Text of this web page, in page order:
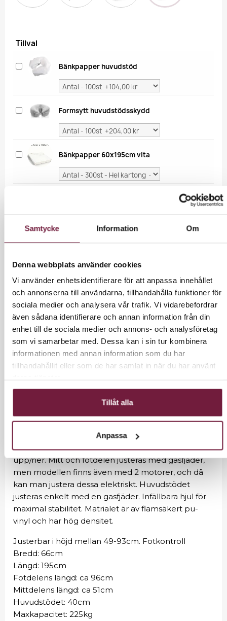
Samtycke Information Om
Denna webbplats använder cookies
Vi använder enhetsidentifierare för att anpassa innehållet
och annonserna till användarna, tillhandahålla funktioner för
sociala medier och analysera vår trafik. Vi vidarebefordrar
även sådana identifierare och annan information från din
enhet till de sociala medier och annons- och analysföretag
som vi samarbetar med. Dessa kan i sin tur kombinera
informationen med annan information som du har
tillhandahållit eller som de har samlat in när du har använt
Tillåt alla
Anpassa
Tillval
Bänkpapper huvudstöd
Formsytt huvudstödsskydd
Bänkpapper 60x195cm vita
LÄGG I VARUKORG
och sjukgymnastik men passar även utmärkt till
andra behandlingsformer. Bänken är 3-delad och
har 1 motor som standard för att justera höjden
upp/ner. Mitt och fotdelen justeras med gasfjäder,
men modellen finns även med 2 motorer, och då
kan man justera dessa elektriskt. Huvudstödet
justeras enkelt med en gasfjäder. Infällbara hjul för
maximal stabilitet. Matrialet är av flamsäkert pu-
vinyl och har hög densitet.
Justerbar i höjd mellan 49-93cm. Fotkontroll
Bredd: 66cm
Längd: 195cm
Fotdelens längd: ca 96cm
Mittdelens längd: ca 51cm
Huvudstödet: 40cm
Maxkapacitet: 225kg